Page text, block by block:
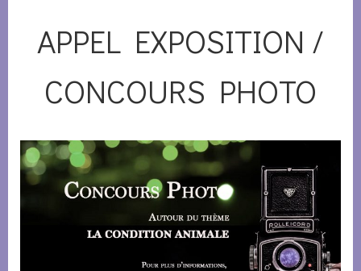
APPEL EXPOSITION /
CONCOURS PHOTO